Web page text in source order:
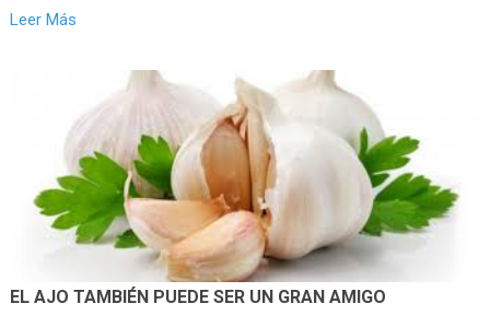
Leer Más
EL AJO TAMBIÉN PUEDE SER UN GRAN AMIGO